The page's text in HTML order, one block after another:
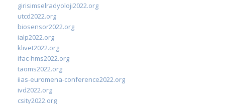
girisimselradyoloji2022.org
utcd2022.org
biosensor2022.org
ialp2022.org
klivet2022.org
ifac-hms2022.org
taoms2022.org
iias-euromena-conference2022.org
ivd2022.org
csity2022.org